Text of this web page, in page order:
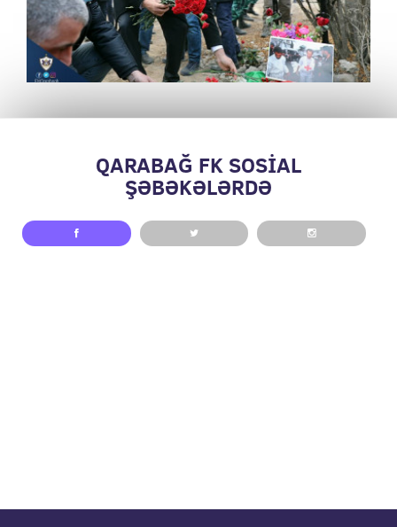
QARABAĞ FK SOSİAL
ŞƏBƏKƏLƏRDƏ